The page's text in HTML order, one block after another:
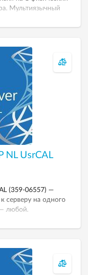
Мультиязычный
NL UsrCAL
(359-06557) —
серверу на одного
— любой.